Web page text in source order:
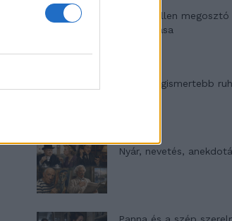
Woody Allen megosztó
zsenialitása
A világ legismertebb
Nyár, nevetés,